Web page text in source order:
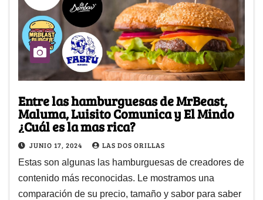
Entre las hamburguesas de MrBeast,
Maluma, Luisito Comunica y El Mindo
¿Cuál es la mas rica?
JUNIO 17, 2024 LAS DOS ORILLAS
Estas son algunas las hamburguesas de creadores de
contenido más reconocidas. Le mostramos una
comparación de su precio, tamaño y sabor para saber